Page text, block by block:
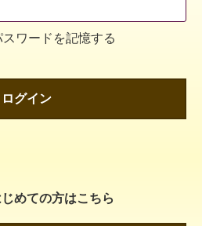
ワードを記憶する
ログイン
めての方はこちら